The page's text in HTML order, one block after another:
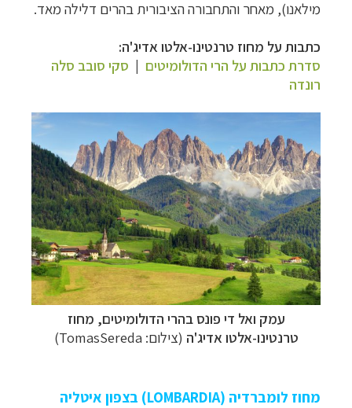
מילאנו), מאחר והתחבורה הציבורית בהרים דלילה מאד.
כתבות על מחוז טרנטינו-אלטו אדיג'ה:
סדרת כתבות על הרי הדולומיטים | סקי סובב סלה
רונדה
עמק ואל די פונס בהרי הדולומיטים, מחוז
טרנטינו-אלטו אדיג'ה (צילום: TomasSereda
)
מחוז לומברדיה (LOMBARDIA) בצפון איטליה